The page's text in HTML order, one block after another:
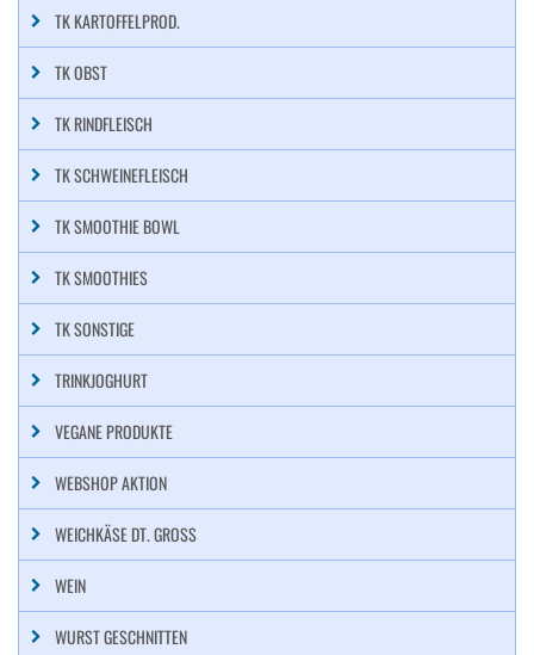
TK KARTOFFELPROD.
TK OBST
TK RINDFLEISCH
TK SCHWEINEFLEISCH
TK SMOOTHIE BOWL
TK SMOOTHIES
TK SONSTIGE
TRINKJOGHURT
VEGANE PRODUKTE
WEBSHOP AKTION
WEICHKÄSE DT. GROSS
WEIN
WURST GESCHNITTEN